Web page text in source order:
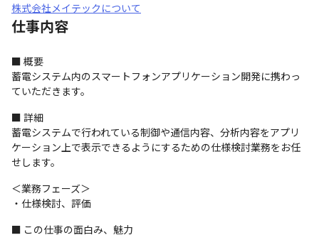
株式会社メイテックについて
仕事内容
■ 概要
蓄電システム内のスマートフォンアプリケーション開発に携わっ
ていただきます。
■ 詳細
蓄電システムで行われている制御や通信内容、分析内容をアプリ
ケーション上で表示できるようにするための仕様検討業務をお任
せします。
＜業務フェーズ＞
・仕様検討、評価
■ この仕事の面白み、魅力